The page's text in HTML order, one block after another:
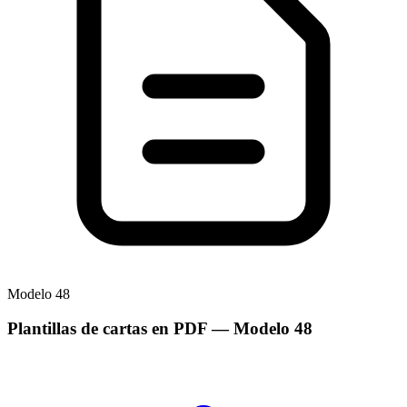
Modelo 48
Plantillas de cartas en PDF— Modelo 48